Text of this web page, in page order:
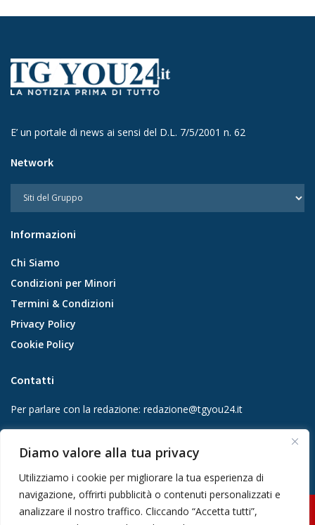
Diamo valore alla tua privacy
Utilizziamo i cookie per migliorare la tua esperienza di
navigazione, offrirti pubblicità o contenuti personalizzati e
analizzare il nostro traffico. Cliccando “Accetta tutti”,
E’ un portale di news ai sensi del D.L. 7/5/2001 n. 62
Network
Informazioni
Chi Siamo
Condizioni per Minori
Termini & Condizioni
Privacy Policy
Cookie Policy
Contatti
Per parlare con la redazione: redazione@tgyou24.it